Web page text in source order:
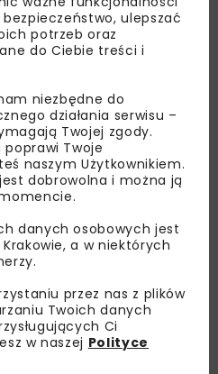
aby otrzymywać od
ulepszać
potrzeb oraz
do Ciebie treści i
niezbędne do
działania serwisu –
Twojej zgody.
poprawi Twoje
naszym Użytkownikiem.
dobrowolna i można ją
danych osobowych jest
a w niektórych
przez nas z plików
Twoich danych
Ci
w naszej Polityce